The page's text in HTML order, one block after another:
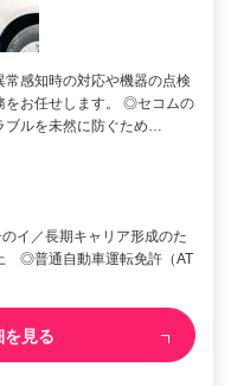
感知時の対応や機器の点検
をお任せします。 ◎セコムの
ルを未然に防ぐため…
イ／長期キャリア形成のた
◎普通自動車運転免許（AT
を見る